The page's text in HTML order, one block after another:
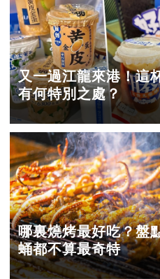
又一過江龍來港！這
有何特別之處？
哪裏燒烤最好吃？盤
蛹都不算最奇特